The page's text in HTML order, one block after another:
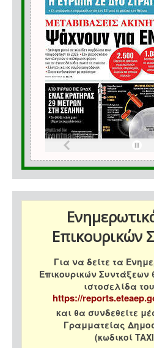
Επικουρικών
Για να δείτε τα
Επικουρικών Συντάξεων
ιστοσελίδα
https://
και θα συνδεθείτε
Γραμματείας
(κωδικοί